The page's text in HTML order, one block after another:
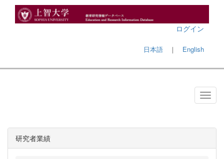
ログイン
日本語 ｜ English
研究者業績